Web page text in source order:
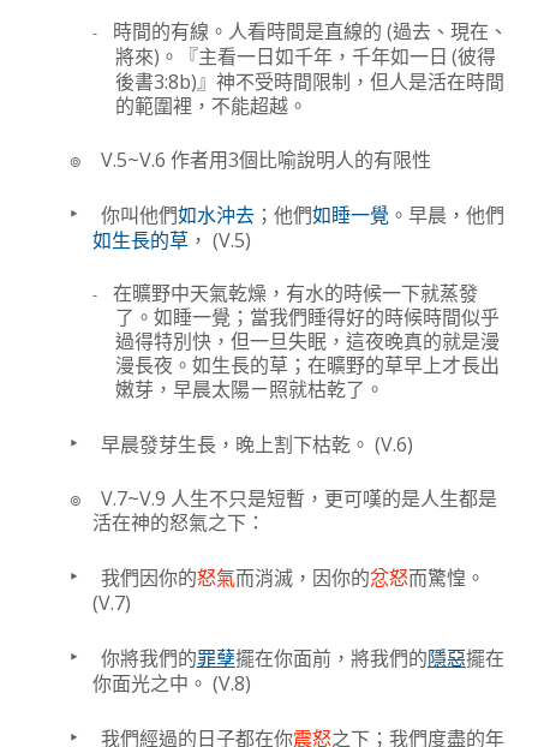
- 時間的有線。人看時間是直線的 (過去、現在、
將來) 。『主看一日如千年，千年如一日 (彼得
後書3:8b) 』神不受時間限制，但人是活在時間
的範圍裡，不能超越。
๏ V.5~V.6 作者用3個比喻說明人的有限性
‣ 你叫他們如水沖去；他們如睡一覺 。早晨，他們
如生長的草， (V.5)
- 在曠野中天氣乾燥，有水的時候一下就蒸發
了。如睡一覺；當我們睡得好的時候時間似乎
過得特別快，但一旦失眠，這夜晚真的就是漫
漫長夜。如生長的草；在曠野的草早上才長出
嫩芽，早晨太陽ㄧ照就枯乾了。
‣ 早晨發芽生長，晚上割下枯乾。 (V.6)
๏ V.7~V.9 人生不只是短暫，更可嘆的是人生都是
活在神的怒氣之下：
‣ 我們因你的怒氣而消滅，因你的忿怒而驚惶。
(V.7)
‣ 你將我們的罪孽擺在你面前，將我們的隱惡擺在
你面光之中。 (V.8)
‣ 我們經過的日子都在你震怒之下；我們度盡的年